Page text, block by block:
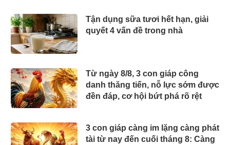
Tận dụng sữa tươi hết hạn, giải
quyết 4 vấn đề trong nhà
Từ ngày 8/8, 3 con giáp công
danh thăng tiến, nỗ lực sớm được
đền đáp, cơ hội bứt phá rõ rệt
3 con giáp càng im lặng càng phát
tài từ nay đến cuối tháng 8: Càng